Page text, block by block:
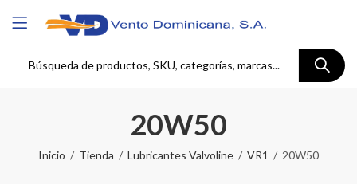
20W50
Inicio Tienda Lubricantes Valvoline VR1 20W50